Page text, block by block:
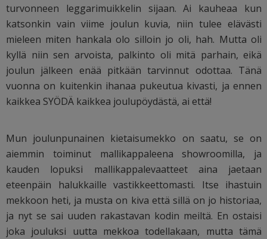
turvonneen leggarimuikkelin sijaan. Ai kauheaa kun
katsonkin vain viime joulun kuvia, niin tulee elävästi
mieleen miten hankala olo silloin jo oli, hah. Mutta oli
kyllä niin sen arvoista, palkinto oli mitä parhain, eikä
joulun jälkeen enää pitkään tarvinnut odottaa. Tänä
vuonna on kuitenkin ihanaa pukeutua kivasti, ja ennen
kaikkea SYÖDÄ kaikkea joulupöydästä, ai että!
Mun joulunpunainen kietaisumekko on saatu, se on
aiemmin toiminut mallikappaleena showroomilla, ja
kauden lopuksi mallikappalevaatteet aina jaetaan
eteenpäin halukkaille vastikkeettomasti. Itse ihastuin
mekkoon heti, ja musta on kiva että sillä on jo historiaa,
ja nyt se sai uuden rakastavan kodin meiltä. En ostaisi
joka jouluksi uutta mekkoa todellakaan, mutta tämä